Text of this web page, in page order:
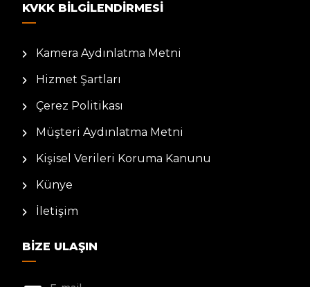
KVKK BILGILENDIRMESI
Kamera Aydınlatma Metni
Hizmet Şartları
Çerez Politikası
Müşteri Aydınlatma Metni
Kişisel Verileri Koruma Kanunu
Künye
İletişim
BIZE ULAŞIN